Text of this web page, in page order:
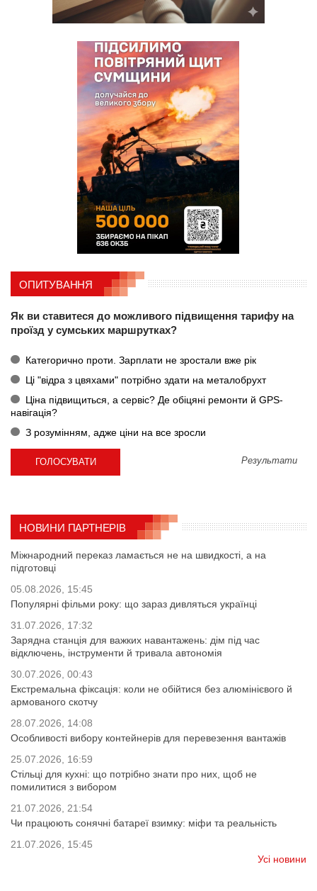
ОПИТУВАННЯ
Як ви ставитеся до можливого підвищення тарифу на
проїзд у сумських маршрутках?
Категорично проти. Зарплати не зростали вже рік
Ці "відра з цвяхами" потрібно здати на металобрухт
Ціна підвищиться, а сервіс? Де обіцяні ремонти й GPS-
навігація?
З розумінням, адже ціни на все зросли
Результати
НОВИНИ ПАРТНЕРІВ
Міжнародний переказ ламається не на швидкості, а на
підготовці
05.08.2026, 15:45
Популярні фільми року: що зараз дивляться українці
31.07.2026, 17:32
Зарядна станція для важких навантажень: дім під час
відключень, інструменти й тривала автономія
30.07.2026, 00:43
Екстремальна фіксація: коли не обійтися без алюмінієвого й
армованого скотчу
28.07.2026, 14:08
Особливості вибору контейнерів для перевезення вантажів
25.07.2026, 16:59
Стільці для кухні: що потрібно знати про них, щоб не
помилитися з вибором
21.07.2026, 21:54
Чи працюють сонячні батареї взимку: міфи та реальність
21.07.2026, 15:45
Усі новини